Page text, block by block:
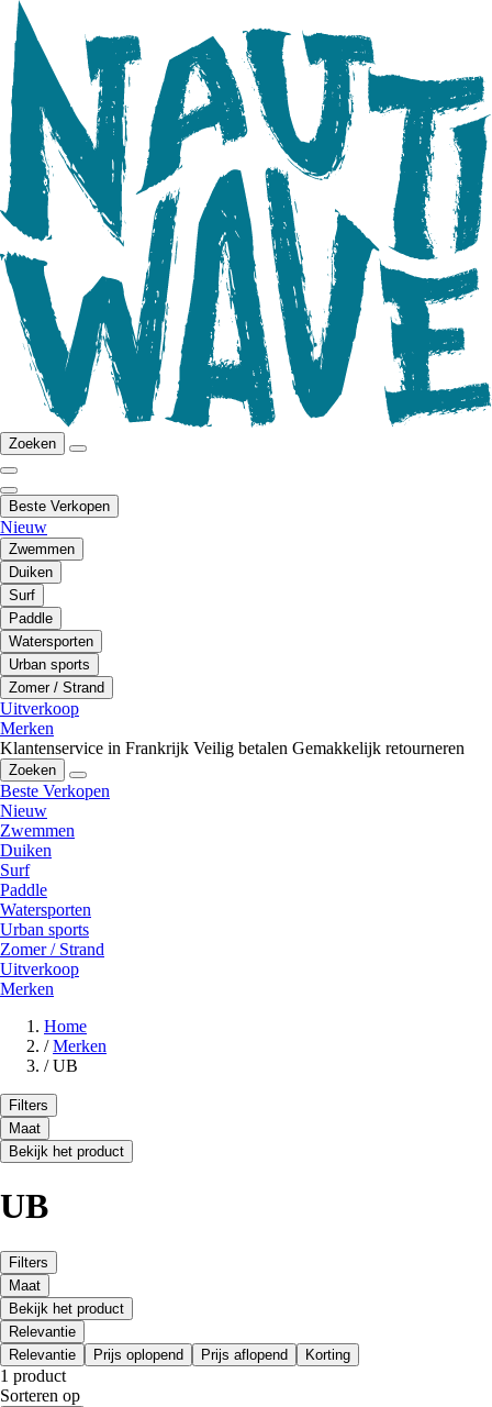
Zoeken
Beste Verkopen
Nieuw
Zwemmen
Duiken
Surf
Paddle
Watersporten
Urban sports
Zomer / Strand
Uitverkoop
Merken
Klantenservice in Frankrijk Veilig betalen Gemakkelijk retourneren
Zoeken
Beste Verkopen
Nieuw
Zwemmen
Duiken
Surf
Paddle
Watersporten
Urban sports
Zomer / Strand
Uitverkoop
Merken
Home
/ Merken
/ UB
Filters
Maat
Bekijk het product
UB
Filters
Maat
Bekijk het product
Relevantie
Relevantie
Prijs oplopend Prijs aflopend Korting
1 product
Sorteren op